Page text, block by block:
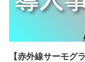
【赤外線サーモグ